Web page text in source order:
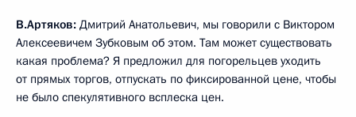
В.Артяков: Дмитрий Анатольевич, мы говорили с Виктором
Алексеевичем Зубковым об этом. Там может существовать
какая проблема? Я предложил для погорельцев уходить
от прямых торгов, отпускать по фиксированной цене, чтобы
не было спекулятивного всплеска цен.